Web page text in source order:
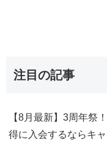
注目の記事
【8月最新】3周年祭
得に入会するならキ